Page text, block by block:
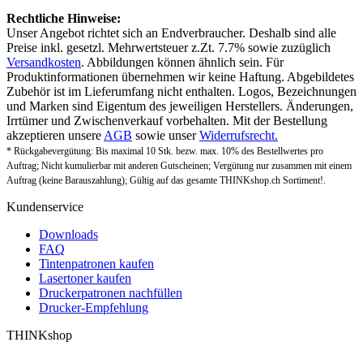
Rechtliche Hinweise:
Unser Angebot richtet sich an Endverbraucher. Deshalb sind alle
Preise inkl. gesetzl. Mehrwertsteuer z.Zt. 7.7% sowie zuzüglich
Versandkosten. Abbildungen können ähnlich sein. Für
Produktinformationen übernehmen wir keine Haftung. Abgebildetes
Zubehör ist im Lieferumfang nicht enthalten. Logos, Bezeichnungen
und Marken sind Eigentum des jeweiligen Herstellers. Änderungen,
Irrtümer und Zwischenverkauf vorbehalten. Mit der Bestellung
akzeptieren unsere AGB sowie unserWiderrufsrecht.
* Rückgabevergütung: Bis maximal 10 Stk. bezw. max. 10% des Bestellwertes pro
Auftrag; Nicht kumulierbar mit anderen Gutscheinen; Vergütung nur zusammen mit einem
Auftrag (keine Barauszahlung); Gültig auf das gesamte THINKshop.ch Sortiment!.
Kundenservice
Downloads
FAQ
Tintenpatronen kaufen
Lasertoner kaufen
Druckerpatronen nachfüllen
Drucker-Empfehlung
THINKshop